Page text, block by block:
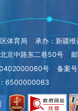
体育局 承办：新疆维
北京中路东二巷50号
号
备案
6500000063